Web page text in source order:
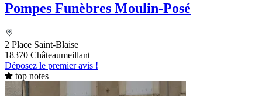
Pompes Funèbres Moulin-Posé
2 Place Saint-Blaise
18370 Châteaumeillant
Déposez le premier avis !
top notes